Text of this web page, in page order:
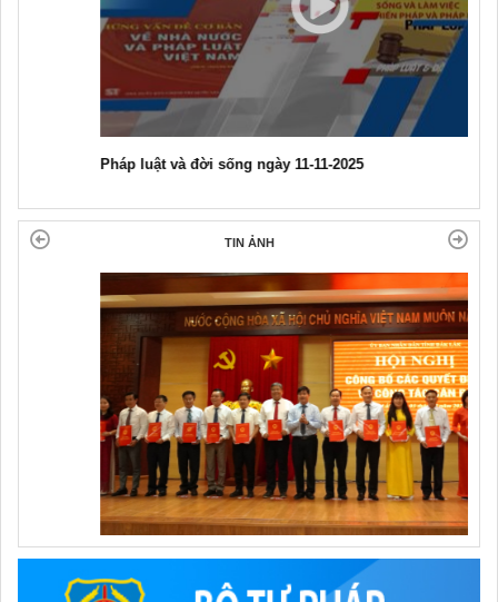
Pháp luật và đời sống ngày 11-11-2025
TIN ẢNH